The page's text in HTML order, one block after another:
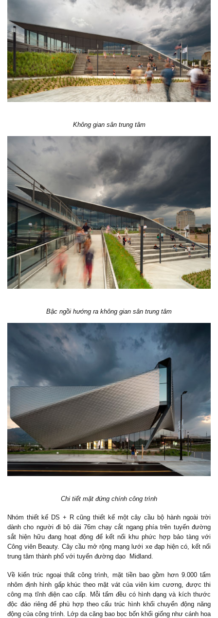
Không gian sân trung tâm
Bậc ngồi hướng ra không gian sân trung tâm
Chi tiết mặt đứng chính công trình
Nhóm thiết kế DS + R cũng thiết kế một cây cầu bộ hành ngoài trời
dành cho người đi bộ dài 76m chạy cắt ngang phía trên tuyến đường
sắt hiện hữu đang hoạt động để kết nối khu phức hợp bảo tàng với
Công viên Beauty. Cây cầu mở rộng mạng lưới xe đạp hiện có, kết nối
trung tâm thành phố với tuyến đường dạo Midland.
Về kiến trúc ngoại thất công trình, mặt tiền bao gồm hơn 9.000 tấm
nhôm định hình gấp khúc theo mặt vát của viên kim cương, được thi
công mạ tĩnh điện cao cấp. Mỗi tấm đều có hình dạng và kích thước
độc đáo riêng để phù hợp theo cấu trúc hình khối chuyển động năng
động của công trình. Lớp da căng bao bọc bốn khối giống như cánh hoa